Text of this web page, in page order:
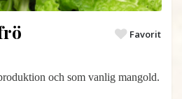
Favorit
och som vanlig mangold.